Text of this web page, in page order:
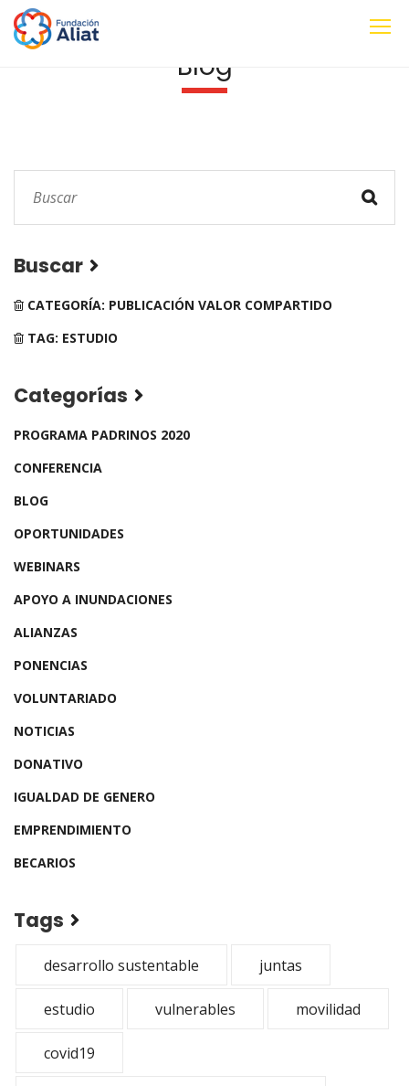
Blog
Buscar
CATEGORÍA: PUBLICACIÓN VALOR COMPARTIDO
TAG: ESTUDIO
Categorías
PROGRAMA PADRINOS 2020
CONFERENCIA
BLOG
OPORTUNIDADES
WEBINARS
APOYO A INUNDACIONES
ALIANZAS
PONENCIAS
VOLUNTARIADO
NOTICIAS
DONATIVO
IGUALDAD DE GENERO
EMPRENDIMIENTO
BECARIOS
Tags
desarrollo sustentable juntas
estudio vulnerables movilidad
covid19